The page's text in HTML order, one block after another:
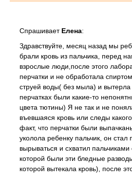
Спрашивает Елена:
Здравствуйте, месяц назад мы
брали кровь из пальчика, перед
взрослые люди,после этого
перчатки и не обработала
струей воды( без мыла) и
перчатках были какие-то
цвета тютины) Я не так и не
въевшаяся кровь или следы
факт, что перчатки были
уколола ребенку пальчик, он стал
вырываться и схватил пальчиками
которой были эти бледные
которой вытекала кровь), после